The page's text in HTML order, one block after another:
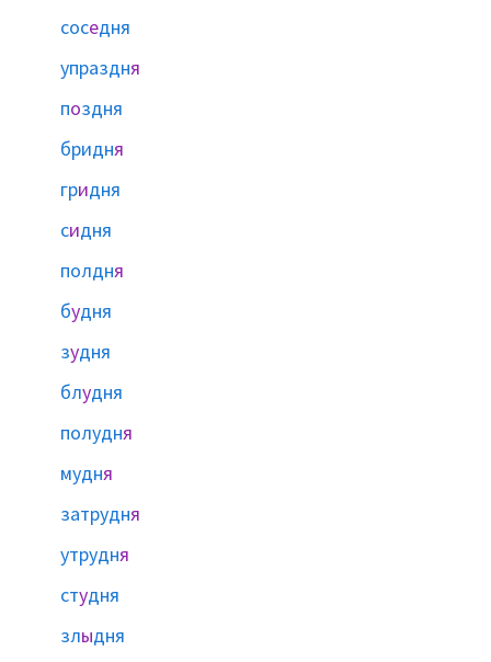
соседня
упраздня
поздня
бридня
гридня
сидня
полдня
будня
зудня
блудня
полудня
мудня
затрудня
утрудня
студня
злыдня